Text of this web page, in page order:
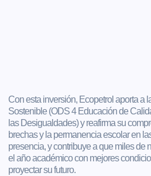
Con esta inversión, Ecopetrol aporta a
Sostenible (ODS 4 Educación de
las Desigualdades) y reafirma su
brechas y la permanencia escolar en
presencia, y contribuye a que miles de
el año académico con mejores
proyectar su futuro.